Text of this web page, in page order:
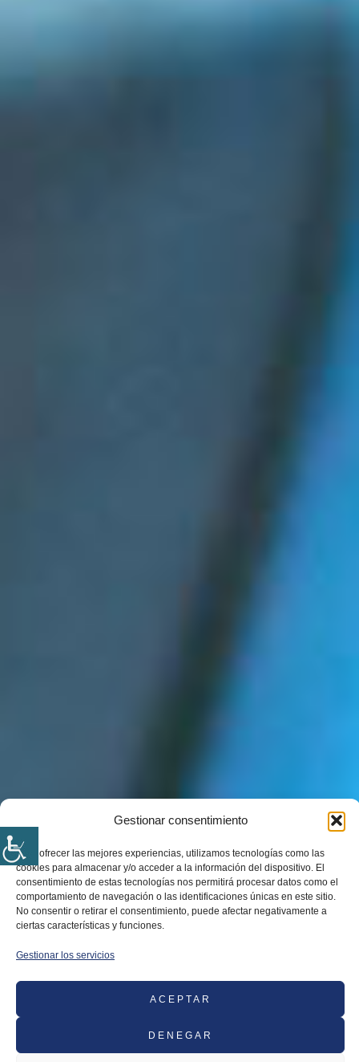
Gestionar consentimiento
Para ofrecer las mejores experiencias, utilizamos tecnologías como las
cookies para almacenar y/o acceder a la información del dispositivo. El
consentimiento de estas tecnologías nos permitirá procesar datos como el
comportamiento de navegación o las identificaciones únicas en este sitio.
No consentir o retirar el consentimiento, puede afectar negativamente a
ciertas características y funciones.
Gestionar los servicios
ACEPTAR
DENEGAR